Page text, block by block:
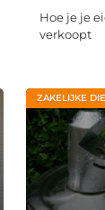
Hoe je je
verkoopt
ZAKELIJKE